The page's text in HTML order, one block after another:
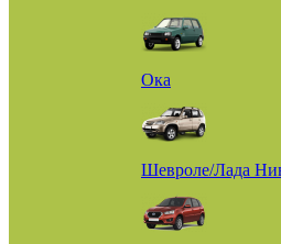
Ока
Шевроле/Лада